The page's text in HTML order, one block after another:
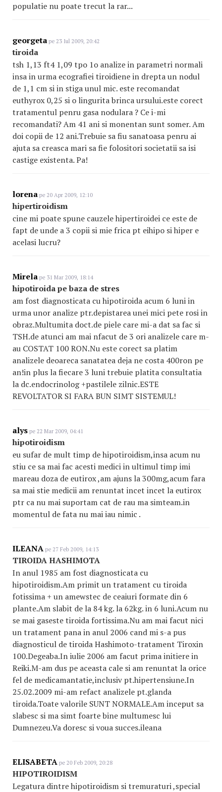
populatie nu poate trecut la rar...
georgeta pe 23 Iul 2009, 20:42
tiroida
tsh 1,13 ft4 1,09 tpo 1o analize in parametri normali
insa in urma ecografiei tiroidiene in drepta un nodul
de 1,1 cm si in stiga unul mic. este recomandat
euthyrox 0,25 si o lingurita brinca ursului.este corect
tratamentul penru gasa nodulara ? Ce i-mi
recomandati? Am 41 ani si monentan sunt somer. Am
doi copii de 12 ani.Trebuie sa fiu sanatoasa penru ai
ajuta sa creasca mari sa fie folositori societatii sa isi
castige existenta. Pa!
lorena pe 20 Apr 2009, 12:10
hipertiroidism
cine mi poate spune cauzele hipertiroidei ce este de
fapt de unde a 3 copii si mie frica pt eihipo si hiper e
acelasi lucru?
Mirela pe 31 Mar 2009, 18:14
hipotiroida pe baza de stres
am fost diagnosticata cu hipotiroida acum 6 luni in
urma unor analize ptr.depistarea unei mici pete rosi in
obraz.Multumita doct.de piele care mi-a dat sa fac si
TSH.de atunci am mai nfacut de 3 ori analizele care m-
au COSTAT 100 RON.Nu este corect sa platim
analizele deoareca sanatatea deja ne costa 400ron pe
an!in plus la fiecare 3 luni trebuie platita consultatia
la dc.endocrinolog +pastilele zilnic.ESTE
REVOLTATOR SI FARA BUN SIMT SISTEMUL!
alys pe 22 Mar 2009, 04:41
hipotiroidism
eu sufar de mult timp de hipotiroidism,insa acum nu
stiu ce sa mai fac acesti medici in ultimul timp imi
mareau doza de eutirox ,am ajuns la 300mg,acum fara
sa mai stie medicii am renuntat incet incet la eutirox
ptr ca nu mai suportam cat de rau ma simteam.in
momentul de fata nu mai iau nimic .
ILEANA pe 27 Feb 2009, 14:13
TIROIDA HASHIMOTA
In anul 1985 am fost diagnosticata cu
hipotiroidism.Am primit un tratament cu tiroida
fotissima + un amewstec de ceaiuri formate din 6
plante.Am slabit de la 84 kg. la 62kg. in 6 luni.Acum nu
se mai gaseste tiroida fortissima.Nu am mai facut nici
un tratament pana in anul 2006 cand mi s-a pus
diagnosticul de tiroida Hashimoto-tratament Tiroxin
100.Degeaba.In iulie 2006 am facut prima initiere in
Reiki.M-am dus pe aceasta cale si am renuntat la orice
fel de medicamantatie,inclusiv pt.hipertensiune.In
25.02.2009 mi-am refact analizele pt.glanda
tiroida.Toate valorile SUNT NORMALE.Am inceput sa
slabesc si ma simt foarte bine multumesc lui
Dumnezeu.Va doresc si voua succes.ileana
ELISABETA pe 20 Feb 2009, 20:28
HIPOTIROIDISM
Legatura dintre hipotiroidism si tremuraturi ,special